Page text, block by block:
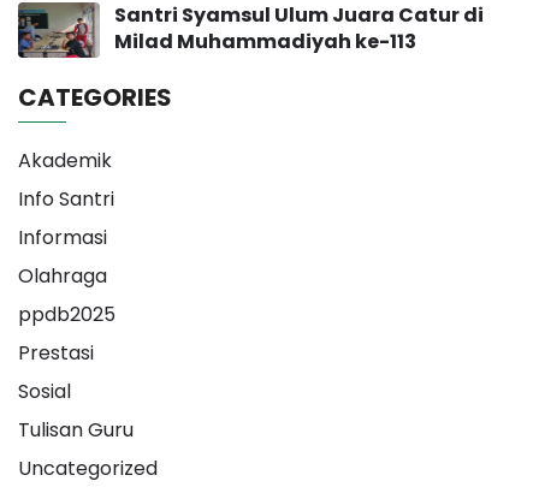
Santri Syamsul Ulum Juara Catur di
Milad Muhammadiyah ke-113
CATEGORIES
Akademik
Info Santri
Informasi
Olahraga
ppdb2025
Prestasi
Sosial
Tulisan Guru
Uncategorized